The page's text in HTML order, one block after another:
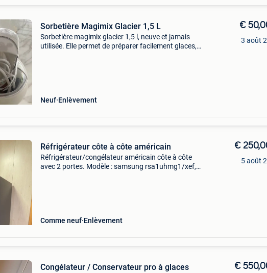
Sorbetière Magimix Glacier 1,5 L
Sorbetière magimix glacier 1,5 l, neuve et jamais
utilisée. Elle permet de préparer facilement glaces,
Neuf Enlèvement
€
3 août
Réfrigérateur côte à côte américain
Réfrigérateur/congélateur américain côte à côte
avec 2 portes. Modèle : samsung rsa1uhmg1/xef,
Comme neuf Enlèvement
€
5 août
Congélateur / Conservateur pro à glaces
€